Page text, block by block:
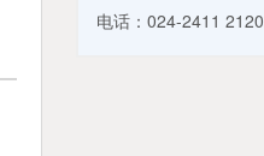
电话：024-2411 2120